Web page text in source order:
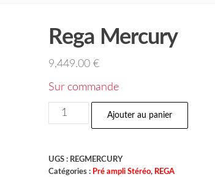
Rega Mercury
9,449.00€
Sur commande
Ajouter au panier
UGS : REGMERCURY
Catégories : Pré ampli Stéréo, REGA